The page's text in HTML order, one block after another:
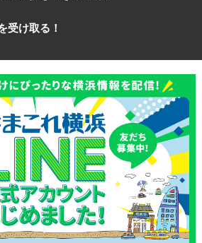
受け取る！